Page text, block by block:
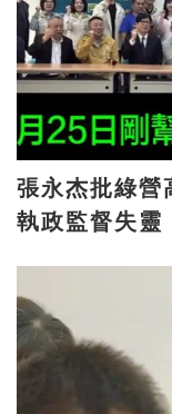
張永杰批綠營高
執政監督失靈